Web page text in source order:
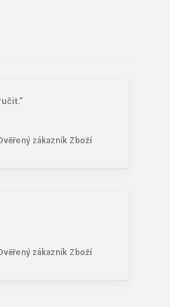
zákazník Zboží
zákazník Zboží